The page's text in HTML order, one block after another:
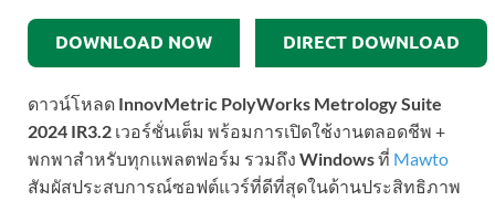
DOWNLOAD NOW DIRECT DOWNLOAD
ดาวน์โหลด InnovMetric PolyWorks Metrology Suite
2024 IR3.2 เวอร์ชั่นเต็ม พร้อมการเปิดใช้งานตลอดชีพ +
พกพาสำหรับทุกแพลตฟอร์ม รวมถึง Windowsที่ Mawto
สัมผัสประสบการณ์ซอฟต์แวร์ที่ดีที่สุดในด้านประสิทธิภาพ